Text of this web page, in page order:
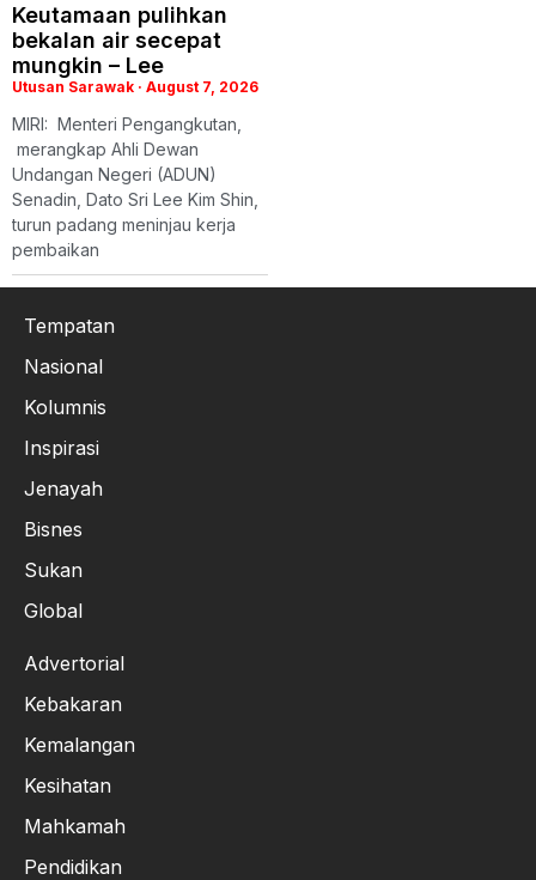
Keutamaan pulihkan
bekalan air secepat
mungkin – Lee
Utusan Sarawak August 7, 2026
MIRI: Menteri Pengangkutan,
merangkap Ahli Dewan
Undangan Negeri (ADUN)
Senadin, Dato Sri Lee Kim Shin,
turun padang meninjau kerja
pembaikan
Tempatan
Nasional
Kolumnis
Inspirasi
Jenayah
Bisnes
Sukan
Global
Advertorial
Kebakaran
Kemalangan
Kesihatan
Mahkamah
Pendidikan